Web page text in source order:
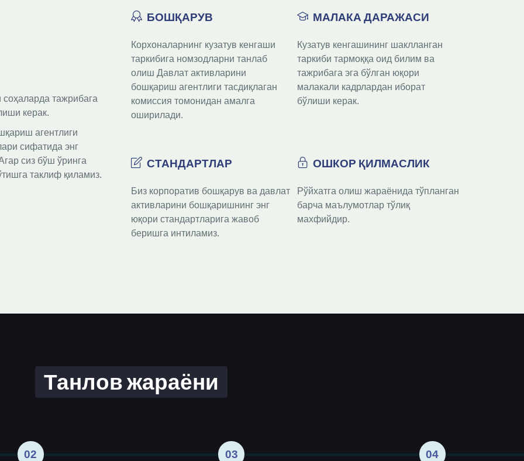
соҳаларда тажрибага
керак.
агентлиги
сифатида энг
сиз бўш ўринга
таклиф қиламиз.
БОШҚАРУВ
Корхоналарнинг кузатув кенгаши
таркибига номзодларни танлаб
олиш Давлат активларини
бошқариш агентлиги тасдиқлаган
комиссия томонидан амалга
оширилади.
МАЛАКА ДАРАЖАСИ
Кузатув кенгашининг шаклланган
таркиби тармоққа оид билим ва
тажрибага эга бўлган юқори
малакали кадрлардан иборат
бўлиши керак.
СТАНДАРТЛАР
Биз корпоратив бошқарув ва давлат
активларини бошқаришнинг энг
юқори стандартларига жавоб
беришга интиламиз.
ОШКОР ҚИЛМАСЛИК
Рўйхатга олиш жараёнида тўпланган
барча маълумотлар тўлиқ
махфийдир.
Танлов жараёни
02 03 04